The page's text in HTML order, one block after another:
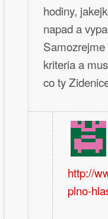
hodiny,
napad a
kriteria a
co ty
http://
plno-